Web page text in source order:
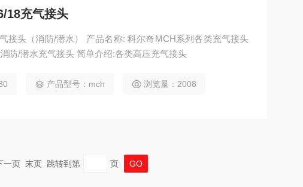
18充气接头
接头（消防/潜水） 产品名称: 科尔奇MCH系列各类充气接头
防/潜水充气接头 简单介绍:各类高压充气接头
产品型号：mch 浏览量：2008
一页 末页 跳转到第 页